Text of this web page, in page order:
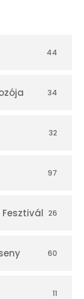
44
34
32
97
26
60
11